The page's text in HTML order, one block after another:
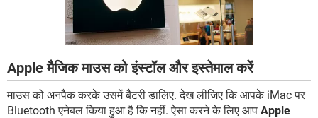
Apple मैजिक माउस को इंस्टॉल और इस्तेमाल करें
माउस को अनपैक करके उसमें बैटरी डालिए. देख लीजिए कि आपके iMac पर
Bluetooth एनेबल किया हुआ है कि नहीं. ऐसा करने के लिए आप Apple